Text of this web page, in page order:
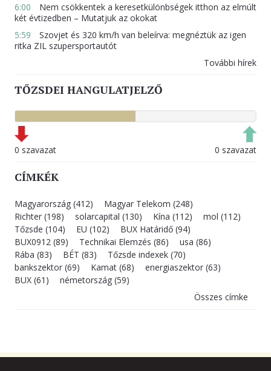
6:00
Nem csökkentek a keresetkülönbségek itthon az elmúlt
két évtizedben – Mutatjuk az okokat
5:59
Szovjet és 320 km/h van beleírva: megnéztük az igen
ritka ZIL szupersportautót
További hírek
TŐZSDEI HANGULATJELZŐ
0 szavazat 0 szavazat
CÍMKÉK
Magyarország (412)
Magyar Telekom (248)
Richter (198)
solarcapital (130) Kína (112)
mol (112)
Tőzsde (104)
EU (102)
BUX Határidő (94)
BUX0912 (89)
Technikai Elemzés (86)
usa (86)
Rába (83)
BÉT (83)
Tőzsde indexek (70)
bankszektor (69)
Kamat (68)
energiaszektor (63)
BUX (61)
németország (59)
Összes címke